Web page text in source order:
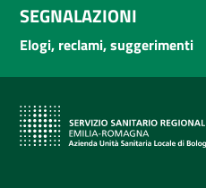
SEGNALAZIONI
Elogi, reclami, suggerimenti